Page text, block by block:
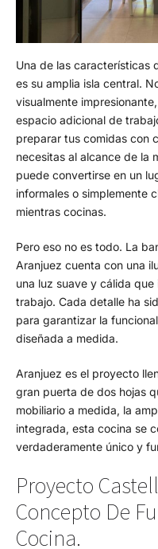
Una de las características
es su amplia isla central.
visualmente
espacio adicional de
preparar tus comidas con
necesitas al alcance de la
puede convertirse en un
informales o simplemente
mientras cocinas.
Pero eso no es todo. La
Aranjuez cuenta con una
una luz suave y cálida
trabajo. Cada detalle ha
para garantizar la
diseñada a medida.
Aranjuez es el proyecto
gran puerta de dos hojas
mobiliario a medida, la
integrada, esta cocina se
verdaderamente único y
Proyecto
Concepto De
Cocina.